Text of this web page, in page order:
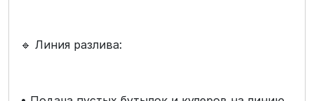
🔹 Линия разлива: